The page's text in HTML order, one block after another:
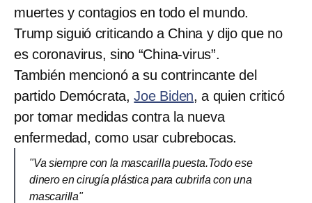
muertes y contagios en todo el mundo.
Trump siguió criticando a China y dijo que no
es coronavirus, sino “China-virus”.
También mencionó a su contrincante del
partido Demócrata,Joe Biden, a quien criticó
por tomar medidas contra la nueva
enfermedad, como usar cubrebocas.
"Va siempre con la mascarilla puesta.Todo ese
dinero en cirugía plástica para cubrirla con una
mascarilla"